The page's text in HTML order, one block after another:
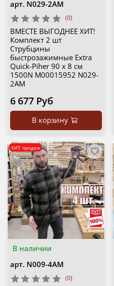
арт. N029-2AM
(0)
ВМЕСТЕ ВЫГОДНЕЕ ХИТ!
Комплект 2 шт
Струбцины
быстрозажимные Extra
Quick-Piher 90 х 8 см
1500N М00015952 N029-
2AM
6 677 Руб
В корзину
В наличии
ХИТ продаж
арт. N009-4AM
(0)